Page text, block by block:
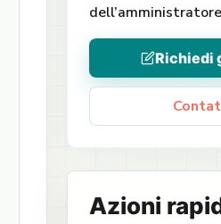
Richiedi
Azioni